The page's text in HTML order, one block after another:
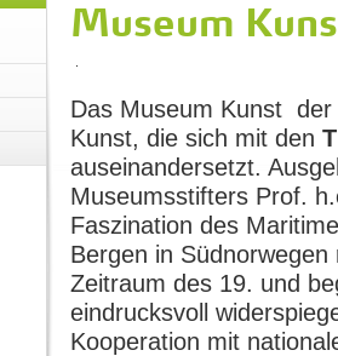
Museum
Das Museum Kunst
Kunst, die sich mit den
auseinandersetzt.
Museumsstifters Prof.
Faszination des
Bergen in
Zeitraum des 19. und
eindrucksvoll
Kooperation mit